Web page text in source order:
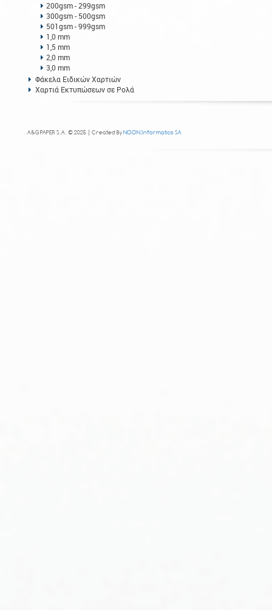
200gsm - 299gsm
300gsm - 500gsm
501gsm - 999gsm
1,0 mm
1,5 mm
2,0 mm
3,0 mm
Φάκελα Ειδικών Χαρτιών
Χαρτιά Εκτυπώσεων σε Ρολά
A&G PAPER S.A. © 2025 | Created ByNOON Informatics SA